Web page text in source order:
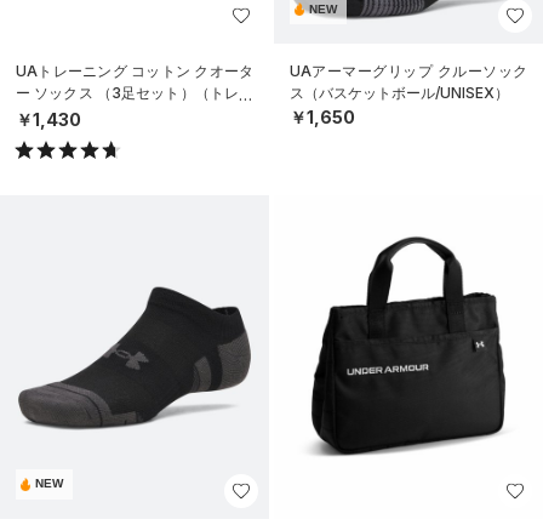
UAトレーニング コットン クオータ
ー ソックス （3足セット）（トレー
ニング/UNISEX）
￥1,430
NEW
UAアーマーグリップ クルーソック
ス（バスケットボール/UNISEX）
￥1,650
NEW